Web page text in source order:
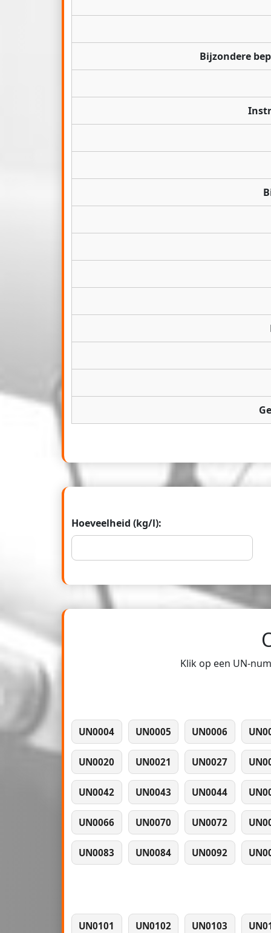
Bijzondere
Hoeveelheid (kg/l):
Klik op een UN-
UN0004 UN0005 UN0006
UN0020 UN0021 UN0027
UN0042 UN0043 UN0044
UN0066 UN0070 UN0072
UN0083 UN0084 UN0092
UN0101 UN0102 UN0103